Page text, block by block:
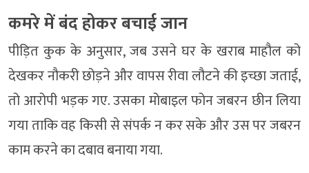
कमरे में बंद होकर बचाई जान
पीड़ित कुक के अनुसार, जब उसने घर के खराब माहौल को
देखकर नौकरी छोड़ने और वापस रीवा लौटने की इच्छा जताई,
तो आरोपी भड़क गए. उसका मोबाइल फोन जबरन छीन लिया
गया ताकि वह किसी से संपर्क न कर सके और उस पर जबरन
काम करने का दबाव बनाया गया.